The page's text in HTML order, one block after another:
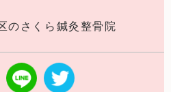
のさくら鍼灸整骨院